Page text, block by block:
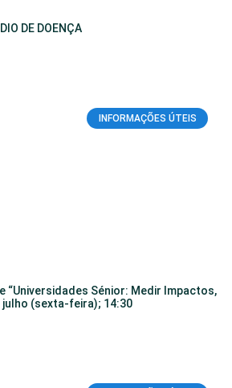
DE DOENÇA
INFORMAÇÕES ÚTEIS
“Universidades Sénior: Medir Impactos,
julho (sexta-feira); 14:30